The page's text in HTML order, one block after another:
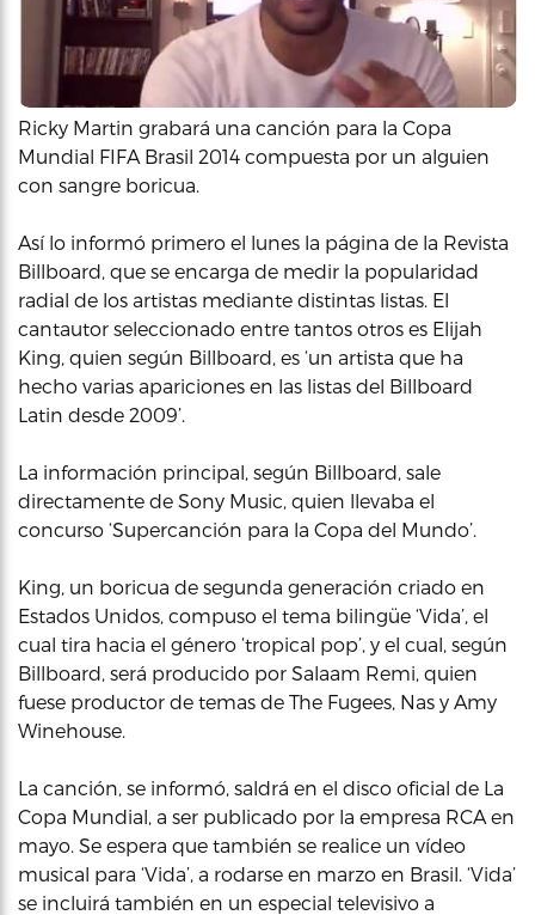
Ricky Martin grabará una canción para la Copa
Mundial FIFA Brasil 2014 compuesta por un alguien
con sangre boricua.
Así lo informó primero el lunes la página de la Revista
Billboard, que se encarga de medir la popularidad
radial de los artistas mediante distintas listas. El
cantautor seleccionado entre tantos otros es Elijah
King, quien según Billboard, es ‘un artista que ha
hecho varias apariciones en las listas del Billboard
Latin desde 2009’.
La información principal, según Billboard, sale
directamente de Sony Music, quien llevaba el
concurso ‘Supercanción para la Copa del Mundo’.
King, un boricua de segunda generación criado en
Estados Unidos, compuso el tema bilingüe ‘Vida’, el
cual tira hacia el género ‘tropical pop’, y el cual, según
Billboard, será producido por Salaam Remi, quien
fuese productor de temas de The Fugees, Nas y Amy
Winehouse.
La canción, se informó, saldrá en el disco oficial de La
Copa Mundial, a ser publicado por la empresa RCA en
mayo. Se espera que también se realice un vídeo
musical para ‘Vida’, a rodarse en marzo en Brasil. ‘Vida’
se incluirá también en un especial televisivo a